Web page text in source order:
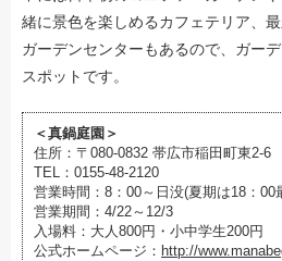
緒に景色を楽しめるカフェテリア、
ガーデンセンターもあるので、ガー
スポットです。
＜真鍋庭園＞
住所：〒080-0832 帯広市稲田町東2-6
TEL：0155-48-2120
営業時間：8：00～日没(夏期は18：00
営業期間：4/22～12/3
入場料：大人800円・小中学生200円
公式ホームページ： http://